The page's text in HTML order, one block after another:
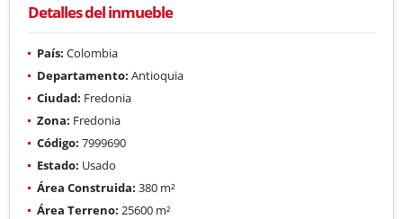
Detalles del inmueble
País: Colombia
Departamento: Antioquia
Ciudad: Fredonia
Zona: Fredonia
Código: 7999690
Estado: Usado
Área Construida: 380 m²
Área Terreno: 25600 m²